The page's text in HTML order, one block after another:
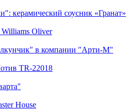
керамический соусник «Гранат»
Oliver
в компании "Арти-М"
TR-22018
House